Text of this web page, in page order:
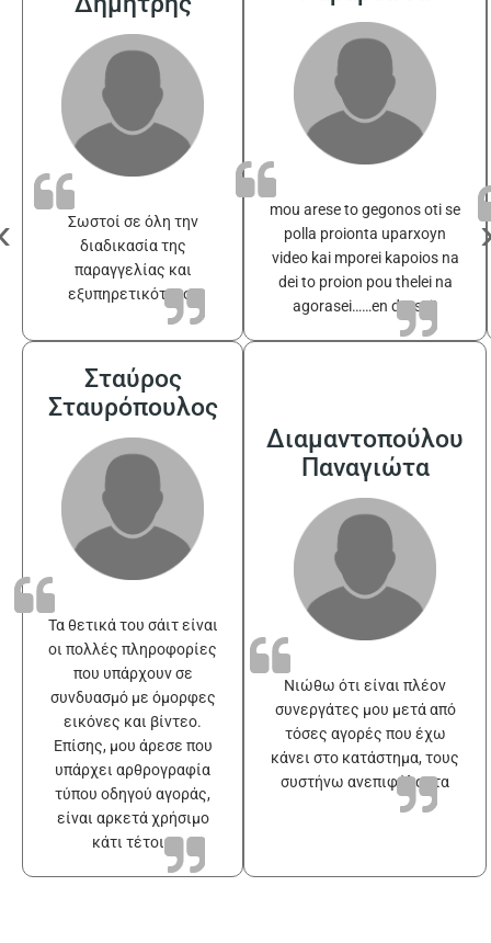
Σωστοί σε όλη την
διαδικασία της
παραγγελίας και
εξυπηρετικότατοι
mou arese to gegonos oti se
polla proionta uparxoyn
video kai mporei kapoios na
dei to proion pou thelei na
agorasei……en drasei!
Σταύρος
Σταυρόπουλος
Τα θετικά του σάιτ είναι
οι πολλές πληροφορίες
που υπάρχουν σε
συνδυασμό με όμορφες
εικόνες και βίντεο.
Επίσης, μου άρεσε που
υπάρχει αρθρογραφία
τύπου οδηγού αγοράς,
είναι αρκετά χρήσιμο
κάτι τέτοιο
Διαμαντοπούλου
Παναγιώτα
Νιώθω ότι είναι πλέον
συνεργάτες μου μετά από
τόσες αγορές που έχω
κάνει στο κατάστημα, τους
συστήνω ανεπιφύλακτα